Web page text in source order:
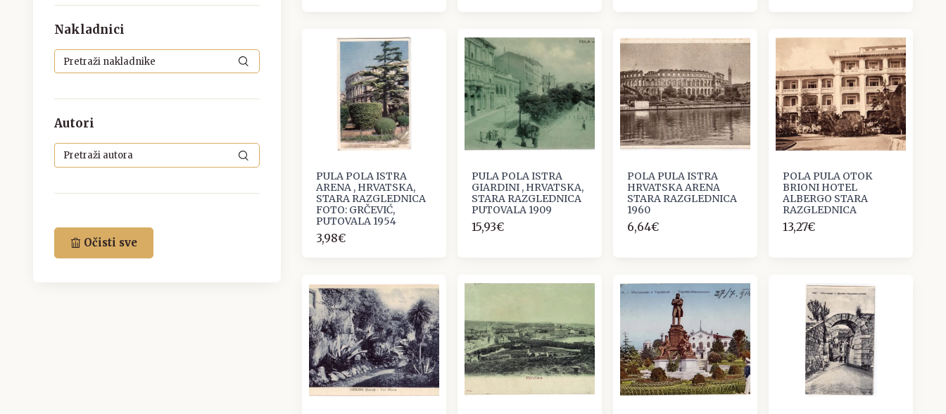
Nakladnici
Autori
Očisti sve
PULA POLA ISTRA
ARENA , HRVATSKA,
STARA RAZGLEDNICA
FOTO: GRČEVIĆ,
PUTOVALA 1954
3,98€
PULA POLA ISTRA
GIARDINI , HRVATSKA,
STARA RAZGLEDNICA
PUTOVALA 1909
15,93€
POLA PULA ISTRA
HRVATSKA ARENA
STARA RAZGLEDNICA
1960
6,64€
POLA PULA OTOK
BRIONI HOTEL
ALBERGO STARA
RAZGLEDNICA
13,27€